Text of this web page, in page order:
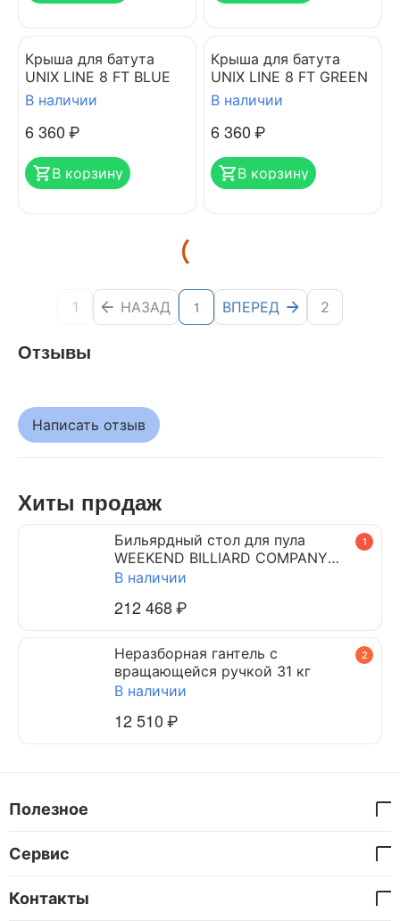
Крыша для батута
UNIX LINE 8 FT BLUE
В наличии
6 360₽
В корзину
Крыша для батута
UNIX LINE 8 FT GREEN
В наличии
6 360₽
В корзину
1 НАЗАД 1 ВПЕРЕД 2
Отзывы
Написать отзыв
Хиты продаж
1
Бильярдный стол для пула
WEEKEND BILLIARD COMPANY
DYNAMIC TRIUMPH 7 ф (черный)
В наличии
212 468₽
2
Неразборная гантель c
вращающейся ручкой 31 кг
В наличии
12 510₽
Полезное
Сервис
Контакты